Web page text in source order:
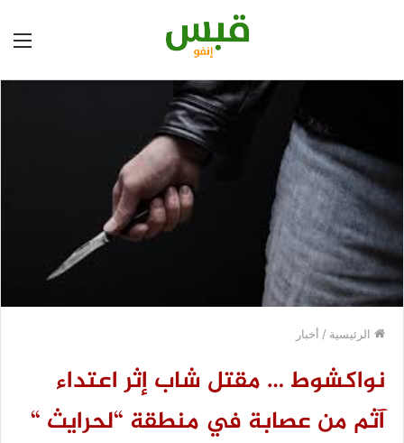
الرئيسية / أخبار
نواكشوط … مقتل شاب إثر اعتداء
آثم من عصابة في منطقة “لحرايث “